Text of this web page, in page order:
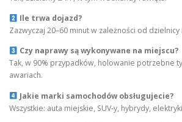
Ile trwa dojazd?
Zazwyczaj 20–60 minut w zależności od dzielnicy
Czy naprawy są wykonywane na miejscu?
Tak, w 90% przypadków, holowanie potrzebne
awariach.
Jakie marki samochodów obsługujecie?
Wszystkie: auta miejskie, SUV-y, hybrydy,